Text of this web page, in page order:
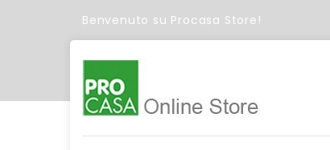
Benvenuto su Procasa Store!